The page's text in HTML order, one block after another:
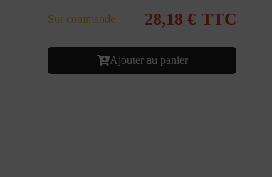
Sur commande 28,18€ TTC
Ajouter au panier